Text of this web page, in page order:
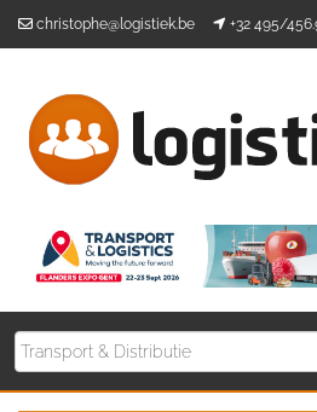
christophe@logistiek.be +32 495/